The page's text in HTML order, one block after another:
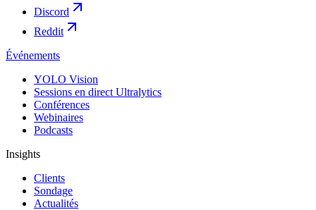
Discord
Reddit
Événements
YOLO Vision
Sessions en direct Ultralytics
Conférences
Webinaires
Podcasts
Insights
Clients
Sondage
Actualités